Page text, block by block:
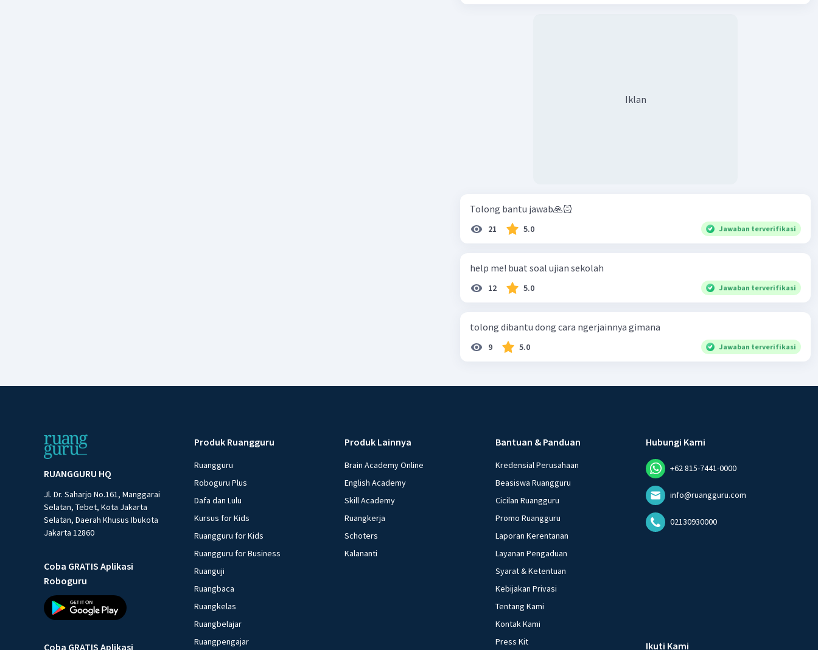
Iklan
Tolong bantu jawab🙏🏻
21 5.0 Jawaban terverifikasi
help me! buat soal ujian sekolah
12 5.0 Jawaban terverifikasi
tolong dibantu dong cara ngerjainnya gimana
9 5.0 Jawaban terverifikasi
RUANGGURU HQ
Jl. Dr. Saharjo No.161, Manggarai
Selatan, Tebet, Kota Jakarta
Selatan, Daerah Khusus Ibukota
Jakarta 12860
Coba GRATIS Aplikasi
Roboguru
Coba GRATIS Aplikasi
Produk Ruangguru
Ruangguru
Roboguru Plus
Dafa dan Lulu
Kursus for Kids
Ruangguru for Kids
Ruangguru for Business
Ruanguji
Ruangbaca
Ruangkelas
Ruangbelajar
Ruangpengajar
Produk Lainnya
Brain Academy Online
English Academy
Skill Academy
Ruangkerja
Schoters
Kalananti
Bantuan & Panduan
Kredensial Perusahaan
Beasiswa Ruangguru
Cicilan Ruangguru
Promo Ruangguru
Laporan Kerentanan
Layanan Pengaduan
Syarat & Ketentuan
Kebijakan Privasi
Tentang Kami
Kontak Kami
Press Kit
Hubungi Kami
+62 815-7441-0000
info@ruangguru.com
02130930000
Ikuti Kami